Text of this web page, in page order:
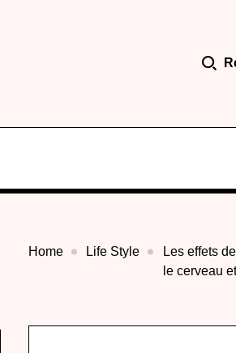
Home Life Style
Les effets
le cerveau